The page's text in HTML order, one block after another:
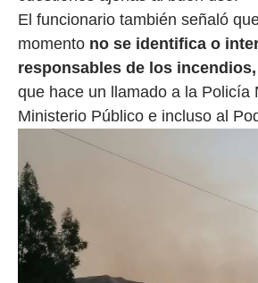
El funcionario también señaló
momento no se identifica o
responsables de los incendios,
que hace un llamado a la Policía
Ministerio Público e incluso al